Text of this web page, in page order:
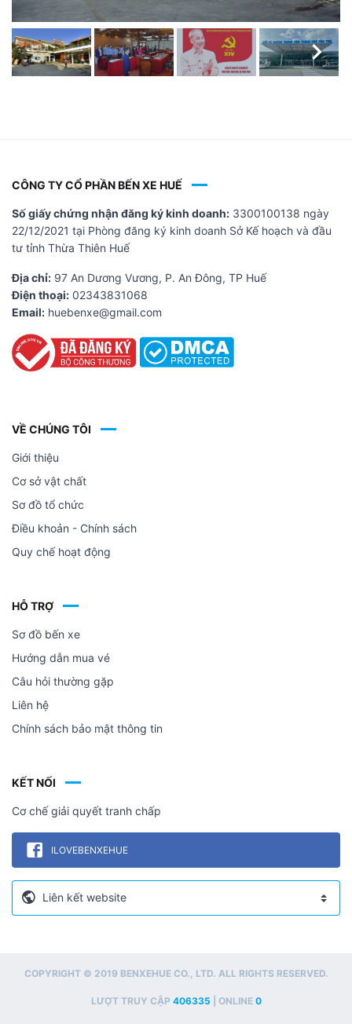
CÔNG TY CỔ PHẦN BẾN XE HUẾ
Số giấy chứng nhận đăng ký kinh doanh: 3300100138 ngày
22/12/2021 tại Phòng đăng ký kinh doanh Sở Kế hoạch và đầu
tư tỉnh Thừa Thiên Huế
Địa chỉ: 97 An Dương Vương, P. An Đông, TP Huế
Điện thoại: 02343831068
Email: huebenxe@gmail.com
VỀ CHÚNG TÔI
Giới thiệu
Cơ sở vật chất
Sơ đồ tổ chức
Điều khoản - Chính sách
Quy chế hoạt động
HỖ TRỢ
Sơ đồ bến xe
Hướng dẫn mua vé
Câu hỏi thường gặp
Liên hệ
Chính sách bảo mật thông tin
KẾT NỐI
Cơ chế giải quyết tranh chấp
ILOVEBENXEHUE
COPYRIGHT © 2019 BENXEHUE CO., LTD. ALL RIGHTS RESERVED.
LƯỢT TRUY CẬP 406335 | ONLINE 0